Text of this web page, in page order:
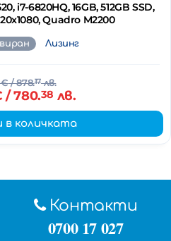
i7-6820HQ, 16GB, 512GB SSD,
Quadro M2200
Лизинг
/ 878.17лв.
/ 780.38 лв.
в количката
Контакти
0700 17 027